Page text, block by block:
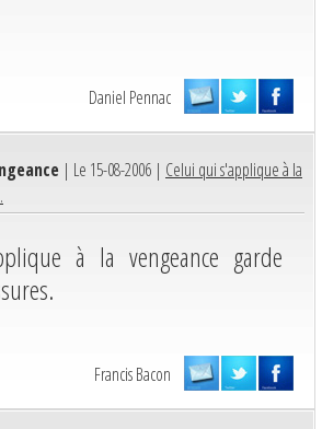
Daniel Pennac
| Le 15-08-2006 | Celui qui s'applique à la
à la vengeance garde
Francis Bacon